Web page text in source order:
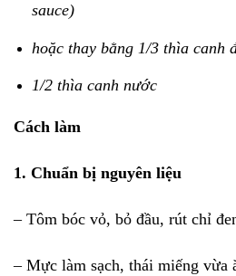
sauce)
hoặc thay bằng 1/3 thìa canh
1/2 thìa canh nước
Cách làm
1. Chuẩn bị nguyên liệu
– Tôm bóc vỏ, bỏ đầu, rút chỉ
– Mực làm sạch, thái miếng vừa